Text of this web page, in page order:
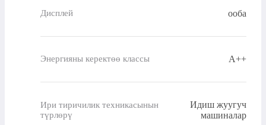
Дисплей ооба
Энергияны керектөө классы A++
Ири тиричилик техникасынын
түрлөрү
Идиш жуугуч
машиналар